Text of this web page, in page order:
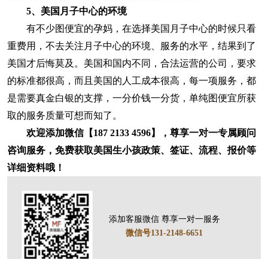
5、美国月子中心的环境
有不少图便宜的孕妈，在选择美国月子中心的时候只看
重费用，不去关注月子中心的环境、服务的水平，结果到了
美国才后悔莫及。美国和国内不同，合法运营的公司，要求
的标准都很高，而且美国的人工成本很高，每一项服务，都
是需要真金白银的支撑，一分价钱一分货，单纯图便宜所获
取的服务质量可想而知了。
欢迎添加微信【187 2133 4596】，尊享一对一专属顾问
咨询服务，免费获取美国生小孩政策、签证、流程、报价等
详细资料哦！
添加客服微信 尊享一对一服务
微信号131-2148-6651